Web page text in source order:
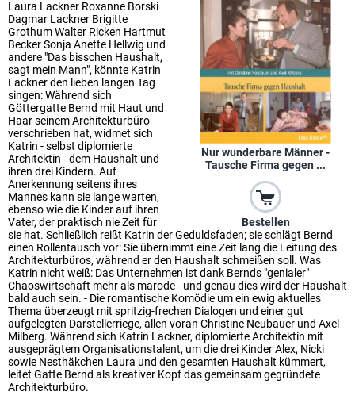
Nur wunderbare Männer -
Tausche Firma gegen ...
Bestellen
Laura Lackner Roxanne Borski
Dagmar Lackner Brigitte
Grothum Walter Ricken Hartmut
Becker Sonja Anette Hellwig und
andere "Das bisschen Haushalt,
sagt mein Mann", könnte Katrin
Lackner den lieben langen Tag
singen: Während sich
Göttergatte Bernd mit Haut und
Haar seinem Architekturbüro
verschrieben hat, widmet sich
Katrin - selbst diplomierte
Architektin - dem Haushalt und
ihren drei Kindern. Auf
Anerkennung seitens ihres
Mannes kann sie lange warten,
ebenso wie die Kinder auf ihren
Vater, der praktisch nie Zeit für
sie hat. Schließlich reißt Katrin der Geduldsfaden; sie schlägt Bernd
einen Rollentausch vor: Sie übernimmt eine Zeit lang die Leitung des
Architekturbüros, während er den Haushalt schmeißen soll. Was
Katrin nicht weiß: Das Unternehmen ist dank Bernds "genialer"
Chaoswirtschaft mehr als marode - und genau dies wird der Haushalt
bald auch sein. - Die romantische Komödie um ein ewig aktuelles
Thema überzeugt mit spritzig-frechen Dialogen und einer gut
aufgelegten Darstellerriege, allen voran Christine Neubauer und Axel
Milberg. Während sich Katrin Lackner, diplomierte Architektin mit
ausgeprägtem Organisationstalent, um die drei Kinder Alex, Nicki
sowie Nesthäkchen Laura und den gesamten Haushalt kümmert,
leitet Gatte Bernd als kreativer Kopf das gemeinsam gegründete
Architekturbüro.